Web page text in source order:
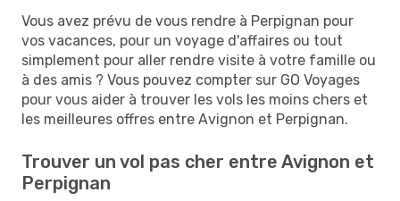
Vous avez prévu de vous rendre à Perpignan pour
vos vacances, pour un voyage d'affaires ou tout
simplement pour aller rendre visite à votre famille ou
à des amis ? Vous pouvez compter sur GO Voyages
pour vous aider à trouver les vols les moins chers et
les meilleures offres entre Avignon et Perpignan.
Trouver un vol pas cher entre Avignon et
Perpignan